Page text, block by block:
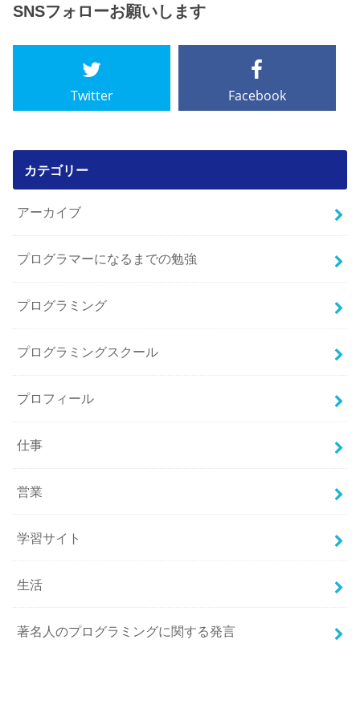
SNSフォローお願いします
Twitter Facebook
カテゴリー
アーカイブ
プログラマーになるまでの勉強
プログラミング
プログラミングスクール
プロフィール
仕事
営業
学習サイト
生活
著名人のプログラミングに関する発言